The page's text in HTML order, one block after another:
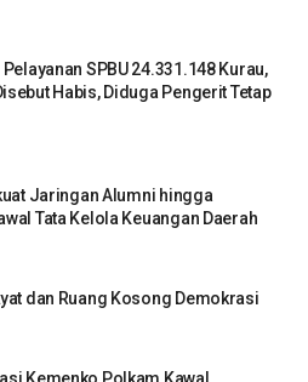
SPBU 24.331.148 Kurau,
Habis, Diduga Pengerit Tetap
Jaringan Alumni hingga
Tata Kelola Keuangan Daerah
dan Ruang Kosong Demokrasi